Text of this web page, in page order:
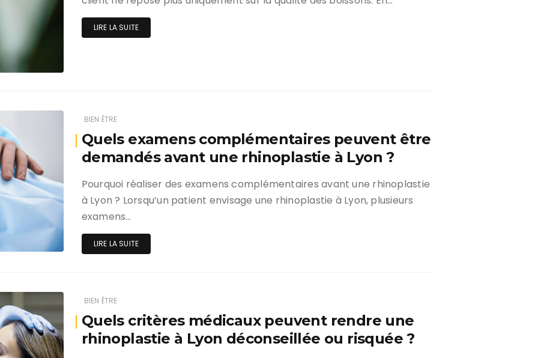
LIRE LA SUITE
BIEN ÊTRE
Quels examens complémentaires peuvent être
demandés avant une rhinoplastie à Lyon ?
Pourquoi réaliser des examens complémentaires avant une rhinoplastie
à Lyon ? Lorsqu’un patient envisage une rhinoplastie à Lyon, plusieurs
examens…
LIRE LA SUITE
BIEN ÊTRE
Quels critères médicaux peuvent rendre une
rhinoplastie à Lyon déconseillée ou risquée ?